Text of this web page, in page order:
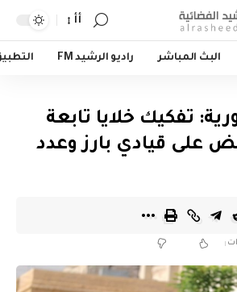
أأ
البث المباشر راديو الرشيد FM
تفكيك خلايا تابعة
على قيادي بارز وعدد